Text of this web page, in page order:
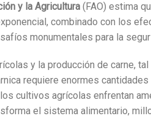
y la Agricultura (FAO) estima
combinado con los
monumentales para la
y la producción de carne,
requiere enormes
cultivos agrícolas enfrentan
el sistema alimentario,